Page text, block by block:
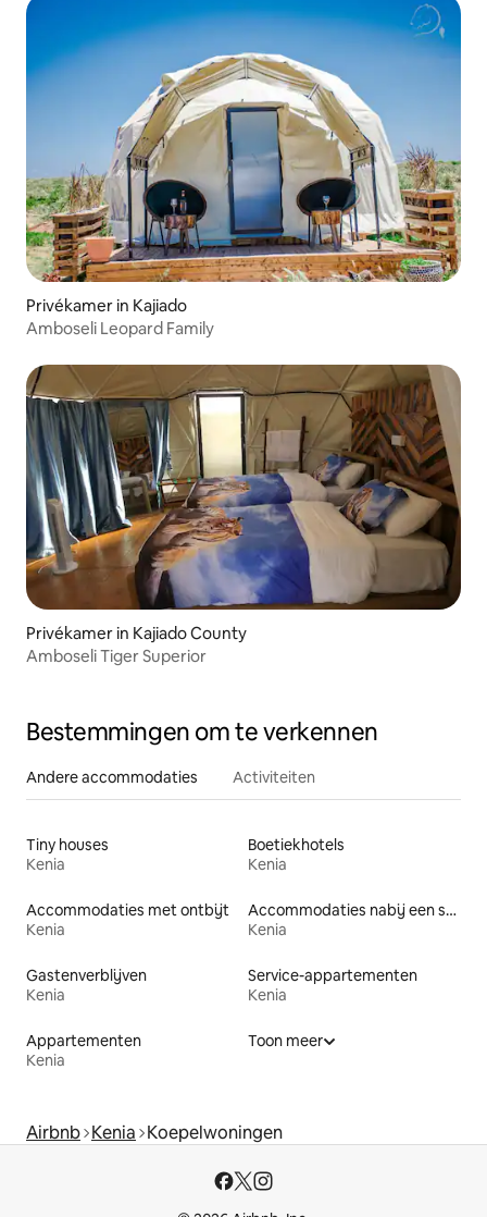
Privékamer in Kajiado
Amboseli Leopard Family
Privékamer in Kajiado County
Amboseli Tiger Superior
Bestemmingen om te verkennen
Andere accommodaties Activiteiten
Tiny houses
Kenia
Boetiekhotels
Kenia
Accommodaties met ontbijt
Kenia
Accommodaties nabij een strand
Kenia
Gastenverblijven
Kenia
Service-appartementen
Kenia
Appartementen
Kenia
Toon meer
Airbnb Kenia Koepelwoningen